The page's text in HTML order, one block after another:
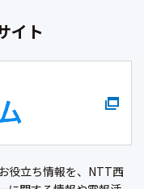
イト
役立ち情報を、NTT西